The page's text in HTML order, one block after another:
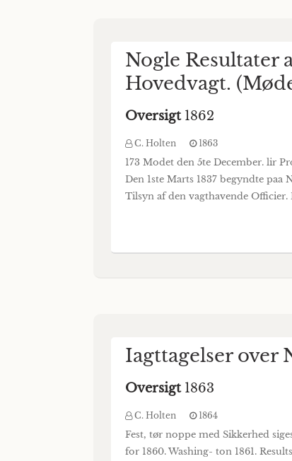
Nogle Resultater
Hovedvagt.
Oversigt 1862
C. Holten 1863
173 Modet den 5te December. lir
Den 1ste Marts 1837 begyndte
Tilsyn af den vagthavende
Iagttagelser over
Oversigt 1863
C. Holten 1864
Fest, tør noppe med Sikkerhed
for 1860. Washing- ton 1861.